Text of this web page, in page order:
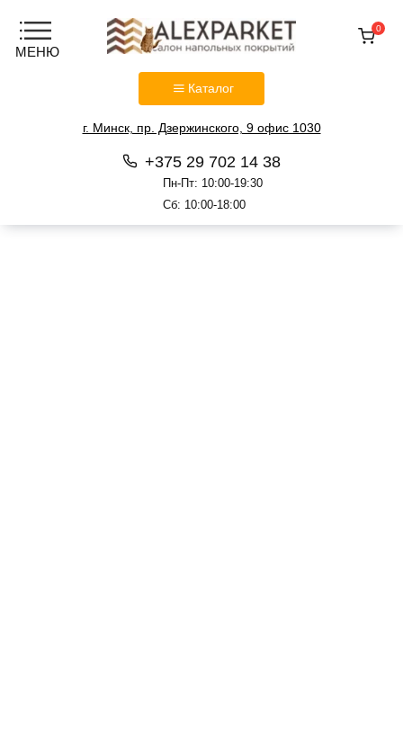
Каталог
г. Минск, пр. Дзержинского, 9 офис 1030
+375 29 702 14 38
Пн-Пт: 10:00-19:30
Сб: 10:00-18:00
0